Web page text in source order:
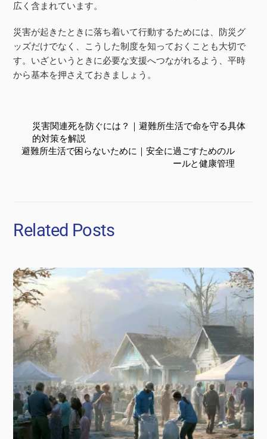
広く含まれています。
災害が起きたときに落ち着いて行動するためには、防災グ
ッズだけでなく、こうした制度を知っておくことも大切で
す。いざというときに必要な支援へつながれるよう、平時
から基本を押さえておきましょう。
災害関連死を防ぐには？｜避難所生活で命を守る具体
的対策を解説
避難所生活で困らないために｜安全に過ごすためのル
ールと健康管理
Related Posts